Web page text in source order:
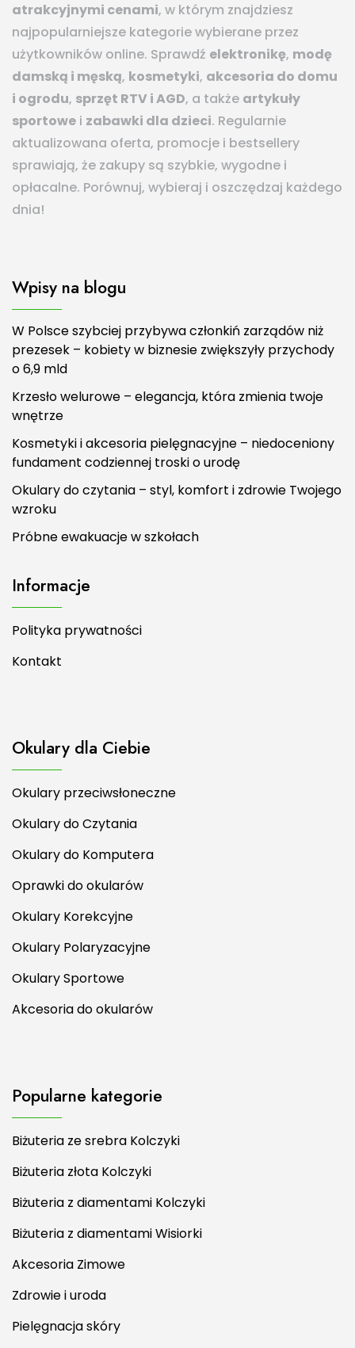
atrakcyjnymi cenami, w którym znajdziesz
najpopularniejsze kategorie wybierane przez
użytkowników online. Sprawdź elektronikę, modę
damską i męską, kosmetyki, akcesoria do domu
i ogrodu, sprzęt RTV i AGD, a także artykuły
sportowe i zabawki dla dzieci. Regularnie
aktualizowana oferta, promocje i bestsellery
sprawiają, że zakupy są szybkie, wygodne i
opłacalne. Porównuj, wybieraj i oszczędzaj każdego
dnia!
Wpisy na blogu
W Polsce szybciej przybywa członkiń zarządów niż
prezesek – kobiety w biznesie zwiększyły przychody
o 6,9 mld
Krzesło welurowe – elegancja, która zmienia twoje
wnętrze
Kosmetyki i akcesoria pielęgnacyjne – niedoceniony
fundament codziennej troski o urodę
Okulary do czytania – styl, komfort i zdrowie Twojego
wzroku
Próbne ewakuacje w szkołach
Informacje
Polityka prywatności
Kontakt
Okulary dla Ciebie
Okulary przeciwsłoneczne
Okulary do Czytania
Okulary do Komputera
Oprawki do okularów
Okulary Korekcyjne
Okulary Polaryzacyjne
Okulary Sportowe
Akcesoria do okularów
Popularne kategorie
Biżuteria ze srebra Kolczyki
Biżuteria złota Kolczyki
Biżuteria z diamentami Kolczyki
Biżuteria z diamentami Wisiorki
Akcesoria Zimowe
Zdrowie i uroda
Pielęgnacja skóry